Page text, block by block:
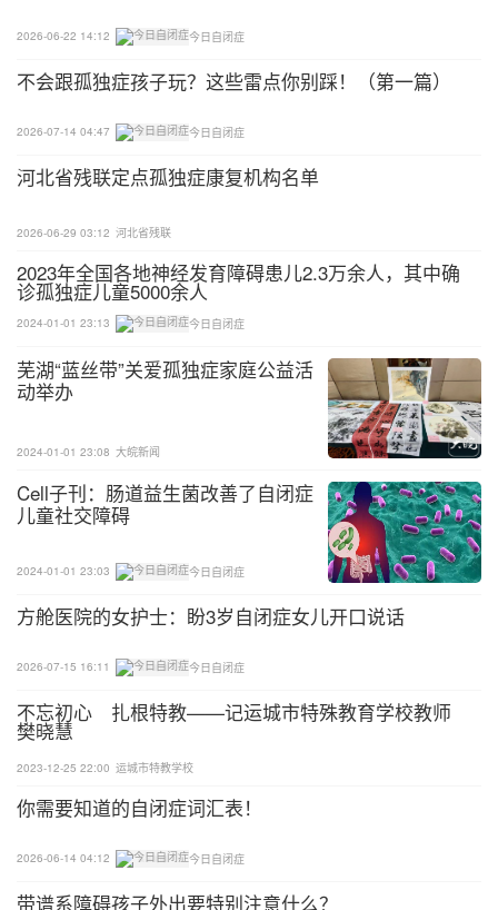
2026-06-22 14:12 今日自闭症
不会跟孤独症孩子玩？这些雷点你别踩！（第一篇）
2026-07-14 04:47 今日自闭症
河北省残联定点孤独症康复机构名单
2026-06-29 03:12 河北省残联
2023年全国各地神经发育障碍患儿2.3万余人，其中确
诊孤独症儿童5000余人
2024-01-01 23:13 今日自闭症
芜湖“蓝丝带”关爱孤独症家庭公益活
动举办
2024-01-01 23:08 大皖新闻
Cell子刊：肠道益生菌改善了自闭症
儿童社交障碍
2024-01-01 23:03 今日自闭症
方舱医院的女护士：盼3岁自闭症女儿开口说话
2026-07-15 16:11 今日自闭症
不忘初心 扎根特教——记运城市特殊教育学校教师
樊晓慧
2023-12-25 22:00 运城市特教学校
你需要知道的自闭症词汇表！
2026-06-14 04:12 今日自闭症
带谱系障碍孩子外出要特别注意什么？